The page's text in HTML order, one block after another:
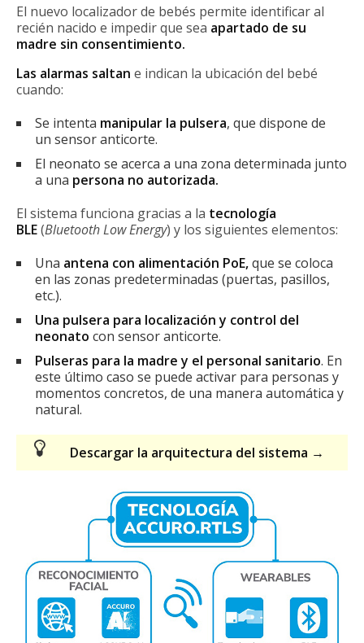
El nuevo localizador de bebés permite identificar al
recién nacido e impedir que sea apartado de su
madre sin consentimiento.
Las alarmas saltan e indican la ubicación del bebé
cuando:
Se intenta manipular la pulsera, que dispone de
un sensor anticorte.
El neonato se acerca a una zona determinada junto
a una persona no autorizada.
El sistema funciona gracias a la tecnología
BLE(Bluetooth Low Energy) y los siguientes elementos:
Una antena con alimentación PoE,que se coloca
en las zonas predeterminadas (puertas, pasillos,
etc.).
Una pulsera para localización y control del
neonato con sensor anticorte.
Pulseras para la madre y el personal sanitario. En
este último caso se puede activar para personas y
momentos concretos, de una manera automática y
natural.
Descargar la arquitectura del sistema →